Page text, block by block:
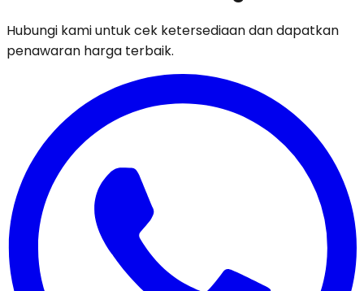
Hubungi kami untuk cek ketersediaan dan dapatkan
penawaran harga terbaik.